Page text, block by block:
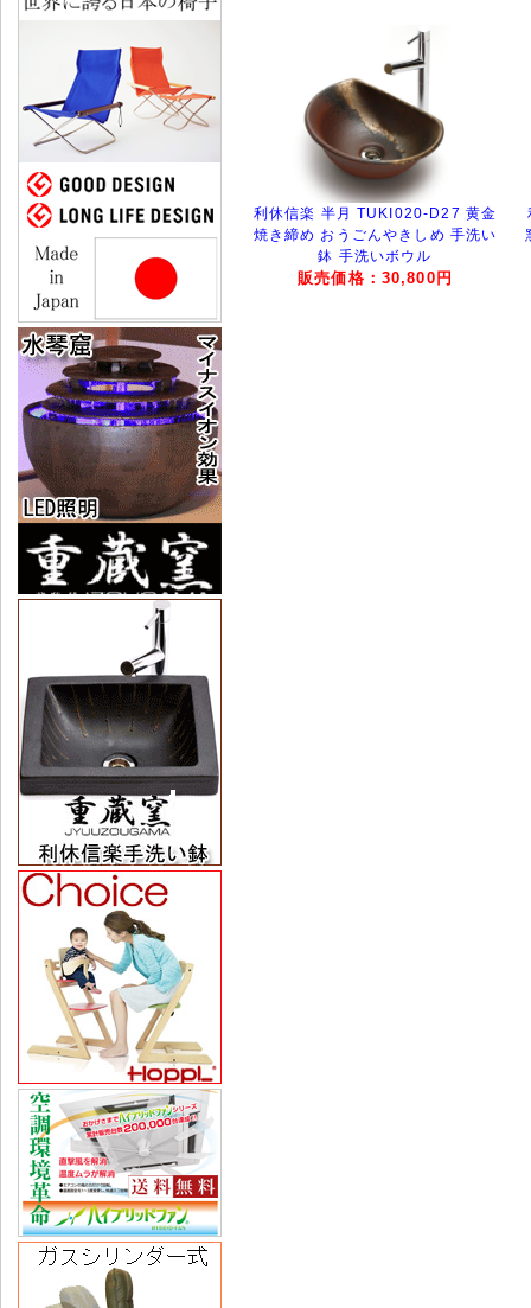
利休信楽 半月 TUKI020-D27 黄金
焼き締め おうごんやきしめ 手洗い
鉢 手洗いボウル
販売価格：30,800円